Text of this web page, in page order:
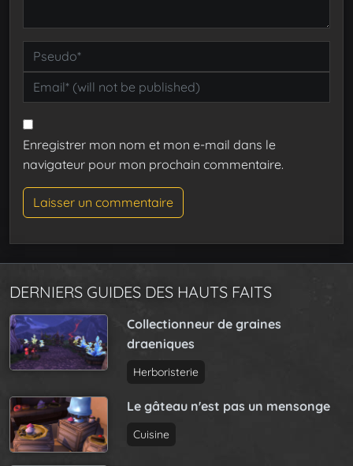
Enregistrer mon nom et mon e-mail dans le
navigateur pour mon prochain commentaire.
DERNIERS GUIDES DES HAUTS FAITS
Collectionneur de graines
draeniques
Herboristerie
Le gâteau n'est pas un mensonge
Cuisine